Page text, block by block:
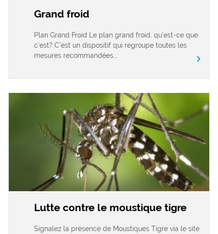
Grand froid
Plan Grand Froid Le plan grand froid, qu’est-ce que
c’est? C’est un dispositif qui regroupe toutes les
mesures recommandées...
chevron_right
Lutte contre le moustique tigre
Signalez la présence de Moustiques Tigre via le site